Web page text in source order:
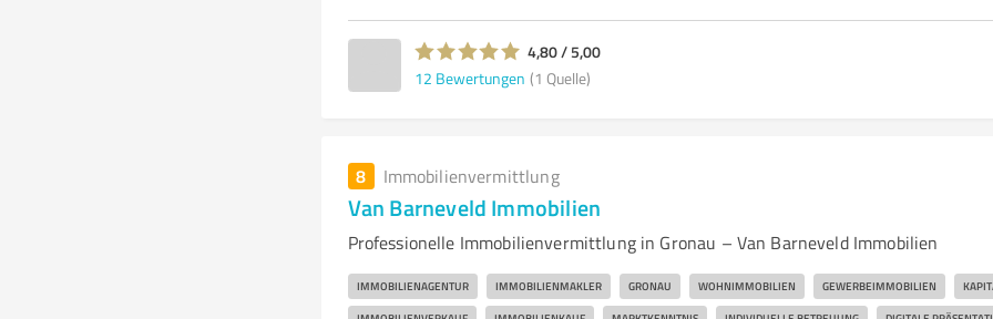
4,80 / 5,00
12 Bewertungen (1 Quelle)
8 Immobilienvermittlung
Van Barneveld Immobilien
Professionelle Immobilienvermittlung in Gronau – Van Barneveld Immobilien
IMMOBILIENAGENTUR IMMOBILIENMAKLER GRONAU WOHNIMMOBILIEN GEWERBEIMMOBILIEN